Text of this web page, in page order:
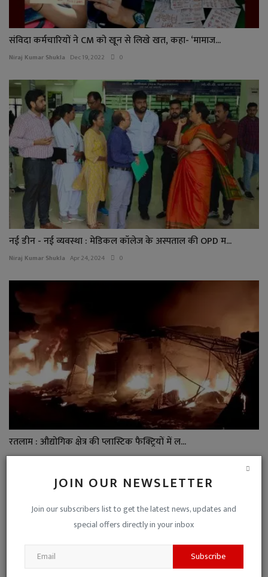
JOIN OUR NEWSLETTER
Join our subscribers list to get the latest news, updates and
special offers directly in your inbox
Subscribe
संविदा कर्मचारियों ने CM को खून से लिखे खत, कहा- ‘मामाज...
Niraj Kumar Shukla Dec 19, 2022 0
नई डीन - नई व्यवस्था : मेडिकल कॉलेज के अस्पताल की OPD म...
Niraj Kumar Shukla Apr 24, 2024 0
रतलाम : औद्योगिक क्षेत्र की प्लास्टिक फैक्ट्रियों में ल...
Niraj Kumar Shukla Jan 13, 2023 0